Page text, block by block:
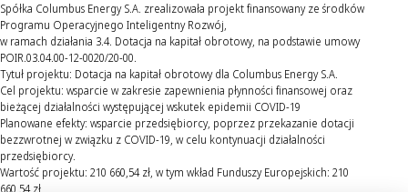
Spółka Columbus Energy S.A. zrealizowała projekt finansowany ze środków
Programu Operacyjnego Inteligentny Rozwój,
w ramach działania 3.4. Dotacja na kapitał obrotowy, na podstawie umowy
POIR.03.04.00-12-0020/20-00.
Tytuł projektu: Dotacja na kapitał obrotowy dla Columbus Energy S.A.
Cel projektu: wsparcie w zakresie zapewnienia płynności finansowej oraz
bieżącej działalności występującej wskutek epidemii COVID-19
Planowane efekty: wsparcie przedsiębiorcy, poprzez przekazanie dotacji
bezzwrotnej w związku z COVID-19, w celu kontynuacji działalności
przedsiębiorcy.
Wartość projektu: 210 660,54 zł, w tym wkład Funduszy Europejskich: 210